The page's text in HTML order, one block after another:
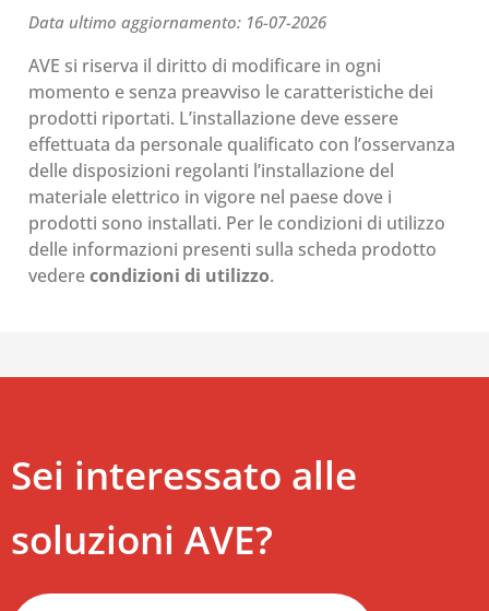
Data ultimo aggiornamento: 16-07-2026
AVE si riserva il diritto di modificare in ogni
momento e senza preavviso le caratteristiche dei
prodotti riportati. L’installazione deve essere
effettuata da personale qualificato con l’osservanza
delle disposizioni regolanti l’installazione del
materiale elettrico in vigore nel paese dove i
prodotti sono installati. Per le condizioni di utilizzo
delle informazioni presenti sulla scheda prodotto
vederecondizioni di utilizzo.
Sei interessato alle
soluzioni AVE?